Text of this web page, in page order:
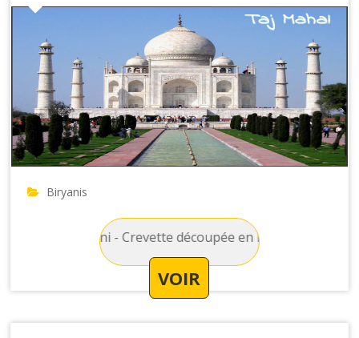
Biryanis
Biryani - Crevette découpée en morceau avec du riz,
VOIR